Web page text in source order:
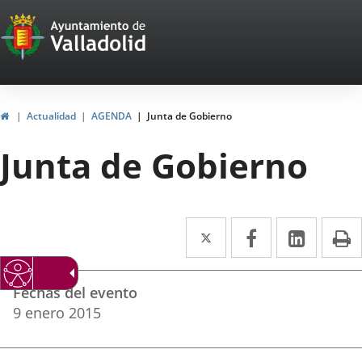
Portal
Web
del
Ayuntamiento
de
Valladolid
InicioActualidad AGENDA Junta de Gobierno
Junta de Gobierno
Twitter
Enlace
a
externa.
Facebook
Enlace
a
externa.
Enlace
a
Datos
del
evento
Fechas del evento
9 enero 2015